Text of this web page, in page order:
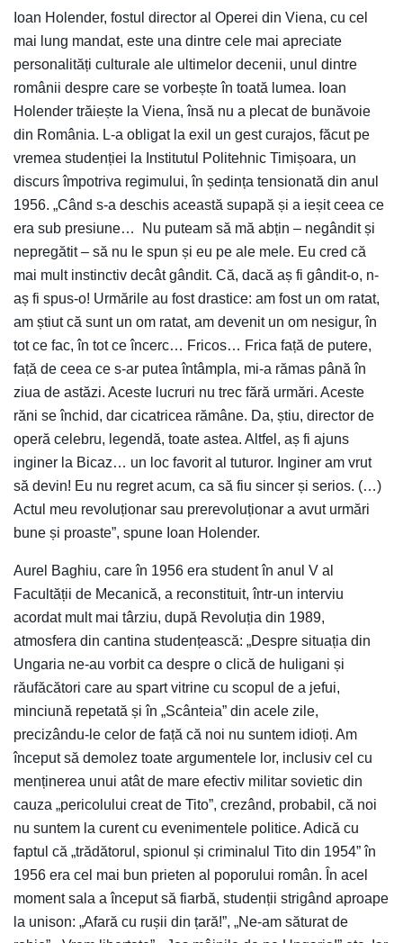
Ioan Holender, fostul director al Operei din Viena, cu cel
mai lung mandat, este una dintre cele mai apreciate
personalități culturale ale ultimelor decenii, unul dintre
românii despre care se vorbește în toată lumea. Ioan
Holender trăiește la Viena, însă nu a plecat de bunăvoie
din România. L-a obligat la exil un gest curajos, făcut pe
vremea studenției la Institutul Politehnic Timișoara, un
discurs împotriva regimului, în ședința tensionată din anul
1956. „Când s-a deschis această supapă și a ieșit ceea ce
era sub presiune… Nu puteam să mă abțin – negândit și
nepregătit – să nu le spun și eu pe ale mele. Eu cred că
mai mult instinctiv decât gândit. Că, dacă aș fi gândit-o, n-
aș fi spus-o! Urmările au fost drastice: am fost un om ratat,
am știut că sunt un om ratat, am devenit un om nesigur, în
tot ce fac, în tot ce încerc… Fricos… Frica față de putere,
față de ceea ce s-ar putea întâmpla, mi-a rămas până în
ziua de astăzi. Aceste lucruri nu trec fără urmări. Aceste
răni se închid, dar cicatricea rămâne. Da, știu, director de
operă celebru, legendă, toate astea. Altfel, aș fi ajuns
inginer la Bicaz… un loc favorit al tuturor. Inginer am vrut
să devin! Eu nu regret acum, ca să fiu sincer și serios. (…)
Actul meu revoluționar sau prerevoluționar a avut urmări
bune și proaste”, spune Ioan Holender.
Aurel Baghiu, care în 1956 era student în anul V al
Facultății de Mecanică, a reconstituit, într-un interviu
acordat mult mai târziu, după Revoluția din 1989,
atmosfera din cantina studențească: „Despre situația din
Ungaria ne-au vorbit ca despre o clică de huligani și
răufăcători care au spart vitrine cu scopul de a jefui,
minciună repetată și în „Scânteia” din acele zile,
precizându-le celor de față că noi nu suntem idioți. Am
început să demolez toate argumentele lor, inclusiv cel cu
menținerea unui atât de mare efectiv militar sovietic din
cauza „pericolului creat de Tito”, crezând, probabil, că noi
nu suntem la curent cu evenimentele politice. Adică cu
faptul că „trădătorul, spionul și criminalul Tito din 1954” în
1956 era cel mai bun prieten al poporului român. În acel
moment sala a început să fiarbă, studenții strigând aproape
la unison: „Afară cu rușii din țară!”, „Ne-am săturat de